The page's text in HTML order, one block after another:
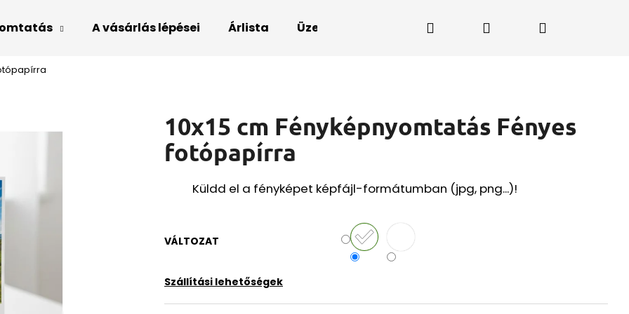
A vásárlás lépései Árlista Üzenet a PrintFutárnak Keresés Bejelentkezés
10x15 cm Fényképnyomtatás Fényes
fotópapírra
Küldd el a fényképet képfájl-formátumban (jpg, png...)!
VÁLTOZAT
Szállítási lehetőségek
KERESÉS